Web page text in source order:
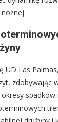
UD Las
zdobywając
okresy